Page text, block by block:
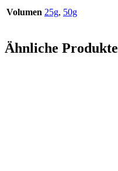
Volumen 25g, 50g
Ähnliche Produkte